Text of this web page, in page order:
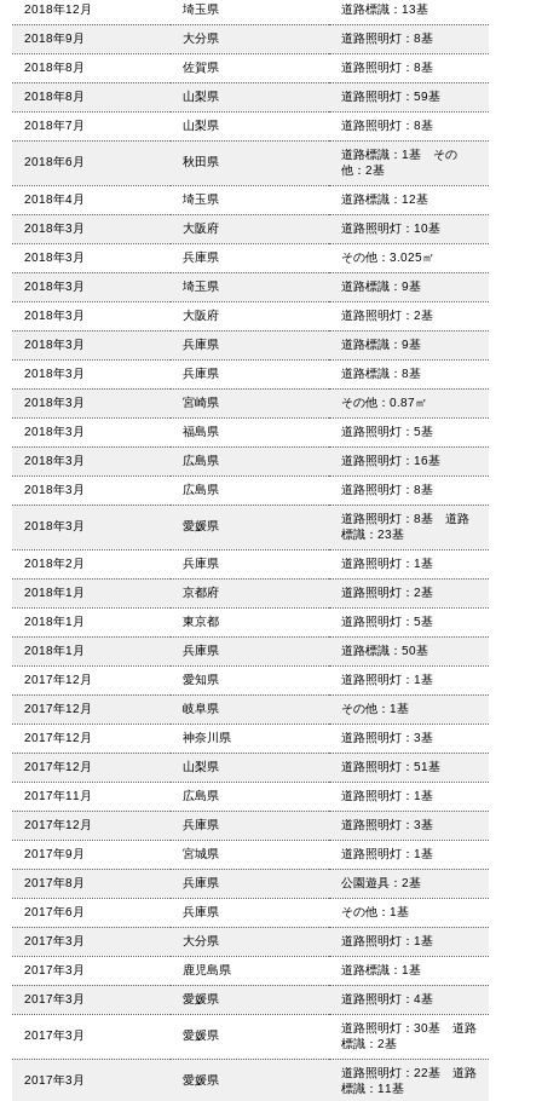
2018年12月 埼玉県 道路標識：13基
2018年9月 大分県 道路照明灯：8基
2018年8月 佐賀県 道路照明灯：8基
2018年8月 山梨県 道路照明灯：59基
2018年7月 山梨県 道路照明灯：8基
2018年6月 秋田県
道路標識：1基 その
他：2基
2018年4月 埼玉県 道路標識：12基
2018年3月 大阪府 道路照明灯：10基
2018年3月 兵庫県 その他：3.025㎡
2018年3月 埼玉県 道路標識：9基
2018年3月 大阪府 道路照明灯：2基
2018年3月 兵庫県 道路標識：9基
2018年3月 兵庫県 道路標識：8基
2018年3月 宮崎県 その他：0.87㎡
2018年3月 福島県 道路照明灯：5基
2018年3月 広島県 道路照明灯：16基
2018年3月 広島県 道路照明灯：8基
2018年3月 愛媛県
道路照明灯：8基 道路
標識：23基
2018年2月 兵庫県 道路照明灯：1基
2018年1月 京都府 道路照明灯：2基
2018年1月 東京都 道路照明灯：5基
2018年1月 兵庫県 道路標識：50基
2017年12月 愛知県 道路照明灯：1基
2017年12月 岐阜県 その他：1基
2017年12月 神奈川県 道路照明灯：3基
2017年12月 山梨県 道路照明灯：51基
2017年11月 広島県 道路照明灯：1基
2017年12月 兵庫県 道路照明灯：3基
2017年9月 宮城県 道路照明灯：1基
2017年8月 兵庫県 公園遊具：2基
2017年6月 兵庫県 その他：1基
2017年3月 大分県 道路照明灯：1基
2017年3月 鹿児島県 道路標識：1基
2017年3月 愛媛県 道路照明灯：4基
2017年3月 愛媛県
道路照明灯：30基 道路
標識：2基
2017年3月 愛媛県
道路照明灯：22基 道路
標識：11基